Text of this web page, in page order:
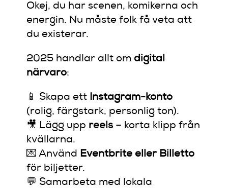
Okej, du har scenen, komikerna och
energin. Nu måste folk få veta att
du existerar.
2025 handlar allt om digital
närvaro:
📱 Skapa ett Instagram-konto
(rolig, färgstark, personlig ton).
🎥 Lägg upp reels – korta klipp från
kvällarna.
💌 Använd Eventbrite eller Billetto
för biljetter.
💬 Samarbeta med lokala